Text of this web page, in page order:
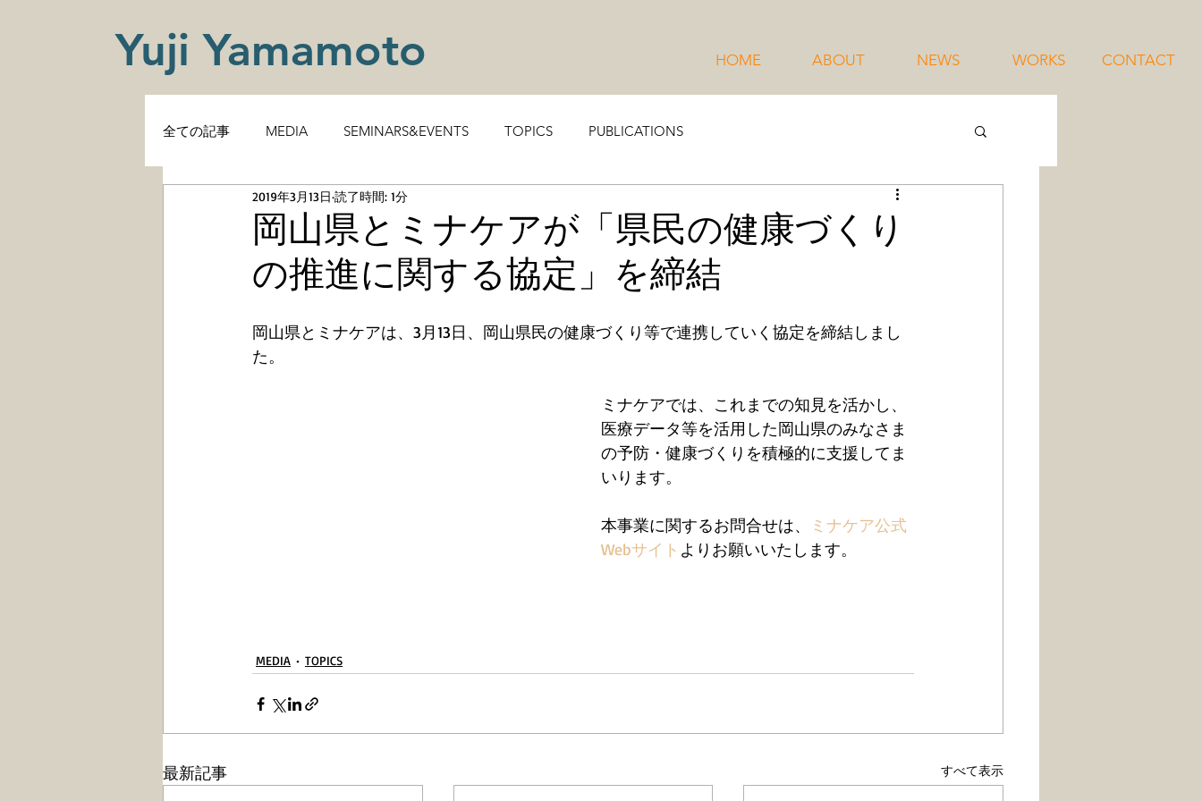
Yuji Yamamoto HOME ABOUT NEWS WORKS CONTACT
全ての記事 MEDIA SEMINARS&EVENTS TOPICS PUBLICATIONS
岡山県とミナケアが「県民の健康づくり
の推進に関する協定」を締結
2019年3月13日 読了時間: 1分
岡山県とミナケアは、3月13日、岡山県民の健康づくり等で連携していく協定を締結しまし
た。
ミナケアでは、これまでの知見を活かし、
医療データ等を活用した岡山県のみなさま
の予防・健康づくりを積極的に支援してま
いります。
本事業に関するお問合せは、
ミナケア公式
Webサイト よりお願いいたします。
MEDIA TOPICS
最新記事 すべて表示